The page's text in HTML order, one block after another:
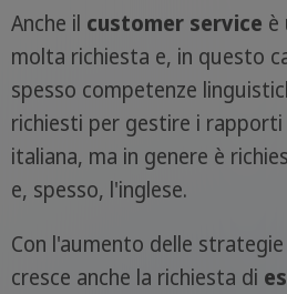
Anche il customer service è
molta richiesta e, in questo
spesso competenze
richiesti per gestire i rapporti
italiana, ma in genere è
e, spesso, l'inglese.
Con l'aumento delle
cresce anche la richiesta di